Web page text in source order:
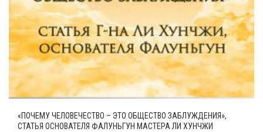
«ПОЧЕМУ ЧЕЛОВЕЧЕСТВО – ЭТО ОБЩЕСТВО ЗАБЛУЖДЕНИЯ»,
СТАТЬЯ ОСНОВАТЕЛЯ ФАЛУНЬГУН МАСТЕРА ЛИ ХУНЧЖИ